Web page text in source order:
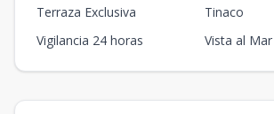
Terraza Exclusiva
Tinaco
Vigilancia 24 horas
Vista al Mar